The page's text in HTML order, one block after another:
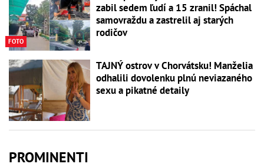
FOTO
zabil sedem ľudí a 15 zranil! Spáchal
samovraždu a zastrelil aj starých
rodičov
TAJNÝ ostrov v Chorvátsku! Manželia
odhalili dovolenku plnú neviazaného
sexu a pikatné detaily
PROMINENTI